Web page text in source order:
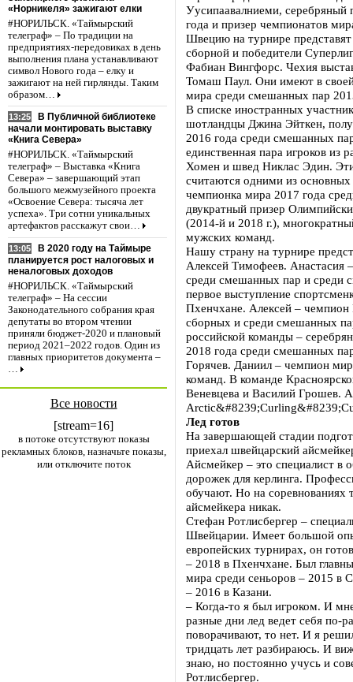
«Норникеля» зажигают елки
#НОРИЛЬСК. «Таймырский
телеграф» – По традиции на
предприятиях-передовиках в день
выполнения плана устанавливают
символ Нового года – елку и
зажигают на ней гирлянды. Таким
образом…
13:25
В Публичной библиотеке
начали монтировать выставку
«Книга Севера»
#НОРИЛЬСК. «Таймырский
телеграф» – Выставка «Книга
Севера» – завершающий этап
большого межмузейного проекта
«Освоение Севера: тысяча лет
успеха». Три сотни уникальных
артефактов расскажут свои…
13:05
В 2020 году на Таймыре
планируется рост налоговых и
неналоговых доходов
#НОРИЛЬСК. «Таймырский
телеграф» – На сессии
Законодательного собрания края
депутаты во втором чтении
приняли бюджет-2020 и плановый
период 2021–2022 годов. Один из
главных приоритетов документа –
…
Все новости
[stream=16]
в потоке отсутствуют показы
рекламных блоков, назначьте показы,
или отключите поток
Уусипаавалниеми,
года и призер чемпионатов
Швецию на турнире
сборной и победители
Фабиан Вингфорс. Чехия
Томаш Паул. Они имеют в
мира среди смешанных пар
В списке иностранных
шотландцы Джина Эйткен,
2016 года среди смешанных
единственная пара игроков из
Хомен и швед Никлас Эдин.
считаются одними из
чемпионка мира 2017 года
двукратный призер
(2014-й и 2018 г.),
мужских команд.
Нашу страну на турнире
Алексей Тимофеев. Анастасия
среди смешанных пар и среди
первое выступление
Пхенчхане. Алексей –
сборных и среди смешанных
российской команды –
2018 года среди смешанных
Горячев. Даниил – чемпион
команд. В команде
Веневцева и Василий Грошев.
Лед готов
На завершающей стадии
приехал швейцарский
Айсмейкер – это специалист в
дорожек для керлинга.
обучают. Но на соревнованиях
айсмейкера никак.
Стефан Ротлисбергер –
Швейцарии. Имеет большой
европейских турнирах, он
– 2018 в Пхенчхане. Был
мира среди сеньоров – 2015 в
– 2016 в Казани.
– Когда-то я был игроком. И
разные дни лед ведет себя по-
поворачивают, то нет. И я
тридцать лет разбираюсь. И
знаю, но постоянно учусь и
Ротлисбергер.